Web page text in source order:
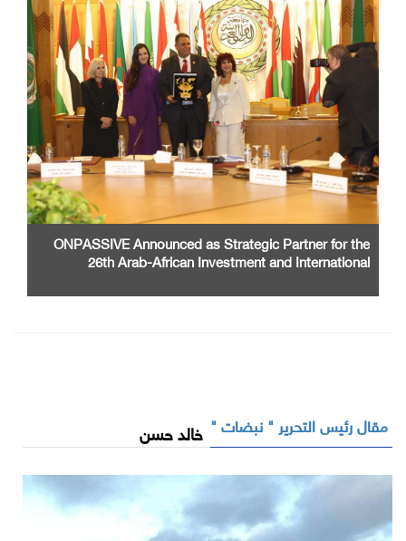
ONPASSIVE Announced as Strategic Partner for the
26th Arab-African Investment and International
مقال رئيس التحرير " نبضات " خالد حسن